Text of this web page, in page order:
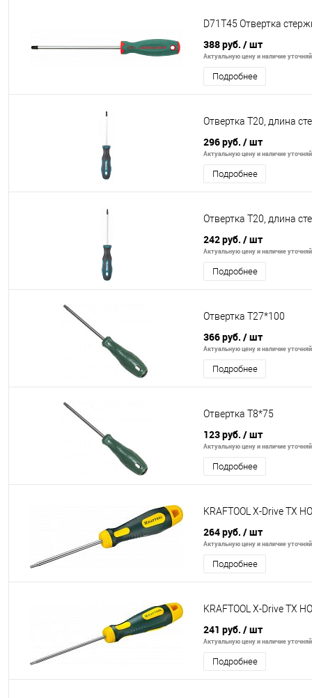
D71T45 Отвертка
388 руб. / шт
Актуальную цену и наличие
Подробнее
Отвертка T20, длина
296 руб. / шт
Актуальную цену и наличие
Подробнее
Отвертка T20, длина
242 руб. / шт
Актуальную цену и наличие
Подробнее
Отвертка Т27*100
366 руб. / шт
Актуальную цену и наличие
Подробнее
Отвертка Т8*75
123 руб. / шт
Актуальную цену и наличие
Подробнее
KRAFTOOL Х-Drive TX
264 руб. / шт
Актуальную цену и наличие
Подробнее
KRAFTOOL Х-Drive TX
241 руб. / шт
Актуальную цену и наличие
Подробнее